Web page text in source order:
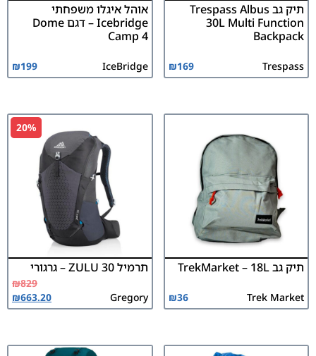
תיק גב Trespass Albus
30L Multi Function
Backpack
Trespass
₪169
אוהל איגלו משפחתי
Icebridge – דגם Dome
Camp 4
IceBridge
₪199
תיק גב TrekMarket – 18L
Trek Market
₪36
20%
תרמיל ZULU 30 – גרגורי
Gregory
₪829
₪663.20